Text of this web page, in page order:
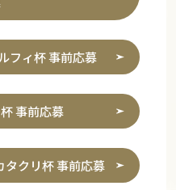
フィ杯 事前応募
事前応募
クリ杯 事前応募